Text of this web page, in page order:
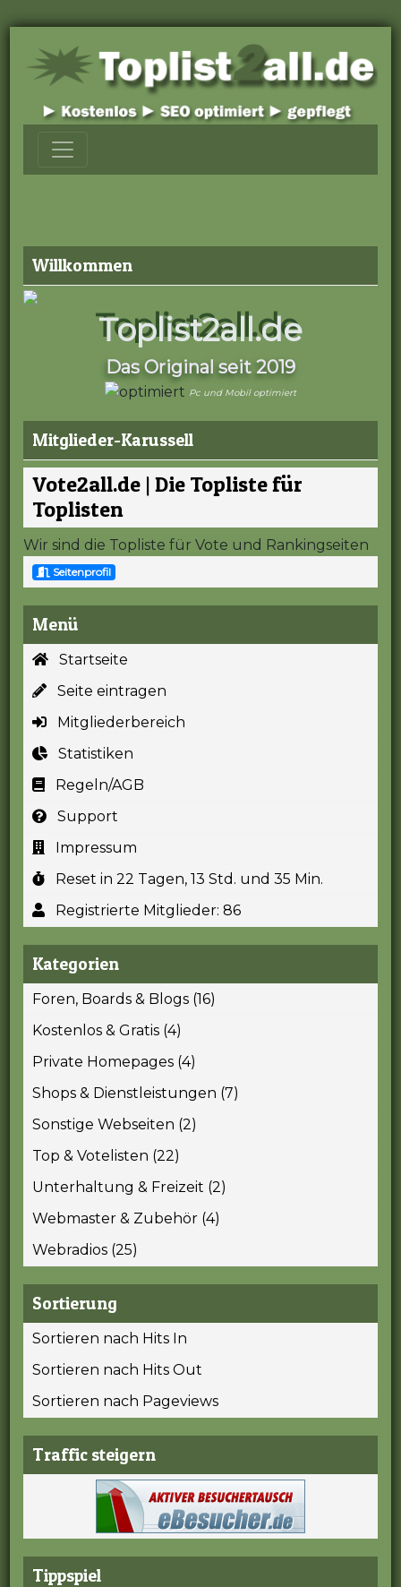
Willkommen
Toplist2all.de
Das Original seit 2019
Pc und Mobil optimiert
Mitglieder-Karussell
Vote2all.de | Die Topliste für
Toplisten
Wir sind die Topliste für Vote und Rankingseiten
Seitenprofil
Menü
Startseite
Seite eintragen
Mitgliederbereich
Statistiken
Regeln/AGB
Support
Impressum
Reset in 22 Tagen, 13 Std. und 35 Min.
Registrierte Mitglieder: 86
Kategorien
Foren, Boards & Blogs (16)
Kostenlos & Gratis (4)
Private Homepages (4)
Shops & Dienstleistungen (7)
Sonstige Webseiten (2)
Top & Votelisten (22)
Unterhaltung & Freizeit (2)
Webmaster & Zubehör (4)
Webradios (25)
Sortierung
Sortieren nach Hits In
Sortieren nach Hits Out
Sortieren nach Pageviews
Traffic steigern
Tippspiel